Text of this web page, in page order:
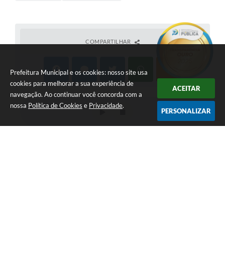
Prefeitura Municipal e os cookies: nosso site usa
cookies para melhorar a sua experiência de
navegação. Ao continuar você concorda com a
nossa Política de Cookies e Privacidade.
ACEITAR
PERSONALIZAR
COMPARTILHAR